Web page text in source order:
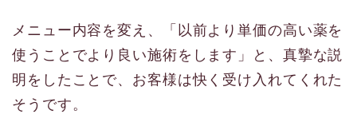
メニュー内容を変え、「以前より単価の高い薬を
使うことでより良い施術をします」と、真摯な説
明をしたことで、 お客様は快く受け入れてくれた
そうです。